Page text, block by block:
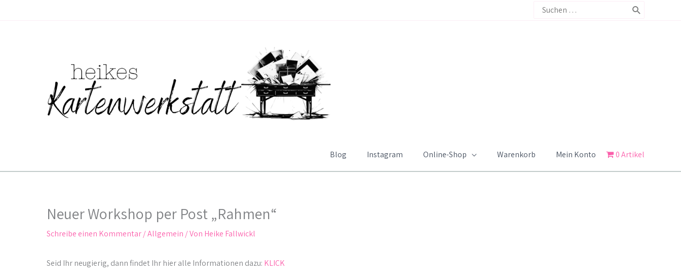
Search
Blog Instagram Online-Shop Warenkorb Mein Konto 0 Artikel
Neuer Workshop per Post „Rahmen“
Schreibe einen Kommentar/Allgemein / Von Heike Fallwickl
Seid Ihr neugierig, dann findet Ihr hier alle Informationen dazu: KLICK